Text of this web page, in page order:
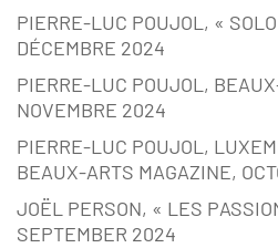
PIERRE-LUC POUJOL, «
DÉCEMBRE 2024
PIERRE-LUC POUJOL,
NOVEMBRE 2024
PIERRE-LUC POUJOL,
BEAUX-ARTS MAGAZINE,
JOËL PERSON, « LES
SEPTEMBER 2024